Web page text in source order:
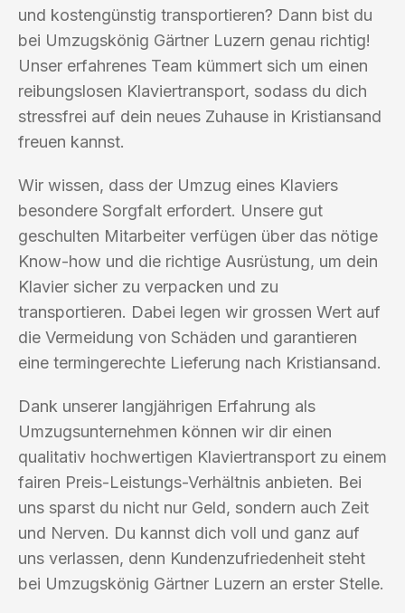
und kostengünstig transportieren? Dann bist du
bei Umzugskönig Gärtner Luzern genau richtig!
Unser erfahrenes Team kümmert sich um einen
reibungslosen Klaviertransport, sodass du dich
stressfrei auf dein neues Zuhause in Kristiansand
freuen kannst.
Wir wissen, dass der Umzug eines Klaviers
besondere Sorgfalt erfordert. Unsere gut
geschulten Mitarbeiter verfügen über das nötige
Know-how und die richtige Ausrüstung, um dein
Klavier sicher zu verpacken und zu
transportieren. Dabei legen wir grossen Wert auf
die Vermeidung von Schäden und garantieren
eine termingerechte Lieferung nach Kristiansand.
Dank unserer langjährigen Erfahrung als
Umzugsunternehmen können wir dir einen
qualitativ hochwertigen Klaviertransport zu einem
fairen Preis-Leistungs-Verhältnis anbieten. Bei
uns sparst du nicht nur Geld, sondern auch Zeit
und Nerven. Du kannst dich voll und ganz auf
uns verlassen, denn Kundenzufriedenheit steht
bei Umzugskönig Gärtner Luzern an erster Stelle.